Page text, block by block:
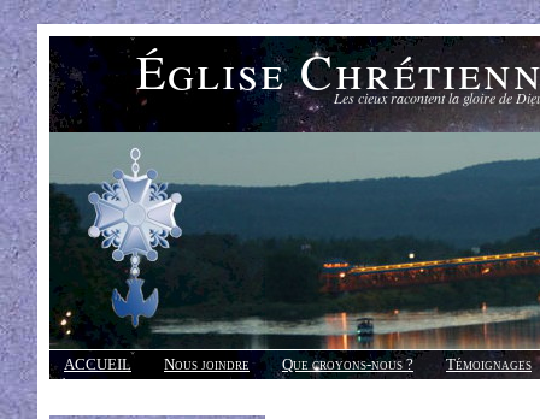
Église Les cieux racontent la gloire de
ACCUEIL Nous joindre Que croyons-nous ?
Témoignages
Réponses